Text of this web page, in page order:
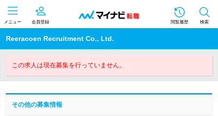
メニュー 会員登録 閲覧履歴 検索
Reeracoen Recruitment Co., Ltd.
この求人は現在募集を行っていません。
その他の募集情報